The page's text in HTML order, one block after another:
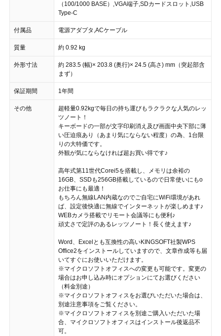
（100/1000 BASE）,VGA端子,SDカードスロット,USB
Type-C
付属品 電源アダプタ,ACケーブル
質量 約 0.92 kg
外形寸法
約 283.5 (幅)× 203.8 (奥行)× 24.5 (高さ) mm（突起部含
まず）
保証期間 1年間
その他
超軽量0.92kgで毎日の持ち運びもラクラクな人気のレッ
ツノート！
キーボードの一部が文字印刷消え及び画面中央下部に薄
い圧迫痕あり（あまり気にならない程度）の為、1台限
りの大特価です。
外観が気にならなければ超お買い得です♪
高年式第11世代Corei5を搭載し、メモリは余裕の
16GB、SSDも256GB搭載しているので日常使いにもo
お仕事にも最適！
もちろん無線LAN内蔵なのでご自宅にWiFi環境があれ
ば、設定後快適に無線でインターネットが楽しめます♪
WEBカメラ搭載でリモート会議等にも便利♪
頑丈さで定評のあるレッツノート！長く使えます♪
Word、Excelとも互換性の高いKINGSOFT社製WPS
Office2をインストールしていますので、文章作成等も届
いてすぐにお使いいただけます。
※マイクロソフトオフィスへの変更も可能です。変更の
場合はお申し込み時にオプションにてお選びください
（料金別途）
※マイクロソフトオフィスをお選びいただいた場合は、
別途注意事項をご覧ください。
※マイクロソフトオフィスを別途ご購入いただいた場
合、マイクロソフトオフィスはインストール後返品不
可。